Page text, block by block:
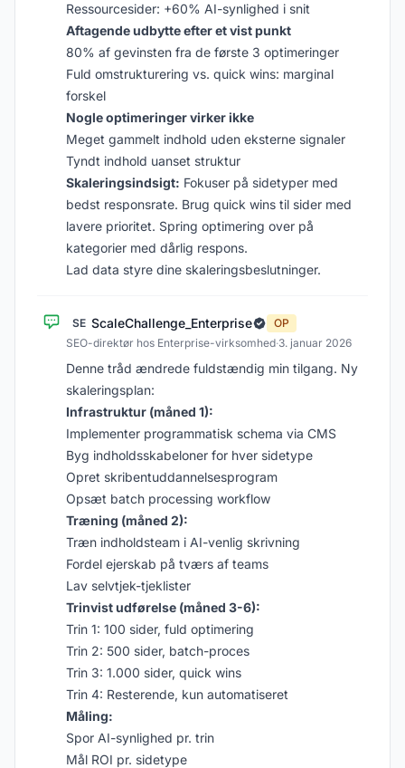
Ressourcesider: +60% AI-synlighed i snit
Aftagende udbytte efter et vist punkt
80% af gevinsten fra de første 3 optimeringer
Fuld omstrukturering vs. quick wins: marginal
forskel
Nogle optimeringer virker ikke
Meget gammelt indhold uden eksterne signaler
Tyndt indhold uanset struktur
Skaleringsindsigt: Fokuser på sidetyper med
bedst responsrate. Brug quick wins til sider med
lavere prioritet. Spring optimering over på
kategorier med dårlig respons.
Lad data styre dine skaleringsbeslutninger.
SE ScaleChallenge_Enterprise
OP
SEO-direktør hos Enterprise-virksomhed·3. januar 2026
Denne tråd ændrede fuldstændig min tilgang. Ny
skaleringsplan:
Infrastruktur (måned 1):
Implementer programmatisk schema via CMS
Byg indholdsskabeloner for hver sidetype
Opret skribentuddannelsesprogram
Opsæt batch processing workflow
Træning (måned 2):
Træn indholdsteam i AI-venlig skrivning
Fordel ejerskab på tværs af teams
Lav selvtjek-tjeklister
Trinvist udførelse (måned 3-6):
Trin 1: 100 sider, fuld optimering
Trin 2: 500 sider, batch-proces
Trin 3: 1.000 sider, quick wins
Trin 4: Resterende, kun automatiseret
Måling:
Spor AI-synlighed pr. trin
Mål ROI pr. sidetype